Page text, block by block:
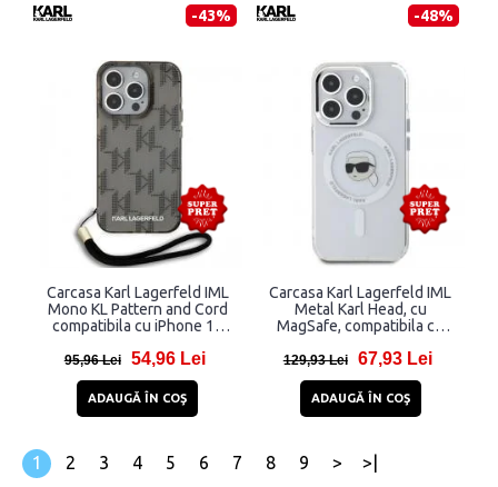
-43%
Carcasa Karl Lagerfeld IML
Mono KL Pattern and Cord
compatibila cu iPhone 15
95,96 Lei 54,96 Lei
ADAUGĂ ÎN COŞ
-48%
Carcasa Karl Lagerfeld IML
Metal Karl Head, cu
MagSafe, compatibila cu
129,93 Lei 67,93 Lei
ADAUGĂ ÎN COŞ
1 2 3 4 5 6 7 8 9 > >|